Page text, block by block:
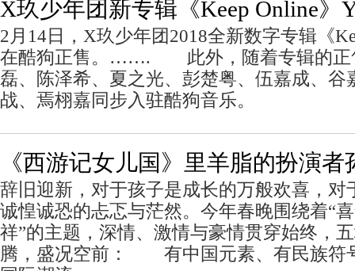
X玖少年团新专辑《Keep Online》
2月14日，X玖少年团2018全新数字专辑《
在酷狗正售。……. 此外，随着专辑的正
磊、陈泽希、夏之光、彭楚粤、伍嘉成、谷
战、焉栩嘉同步入驻酷狗音乐。
《西游记女儿国》里羊脂的扮演
辞旧迎新，对于孩子是成长的万般欢喜，对
诚惶诚恐的忐忑与茫然。今年春晚围绕着“
祥”的主题，深情、激情与豪情贯穿始终，
腾，盛况空前： 有中国元素、有民族符